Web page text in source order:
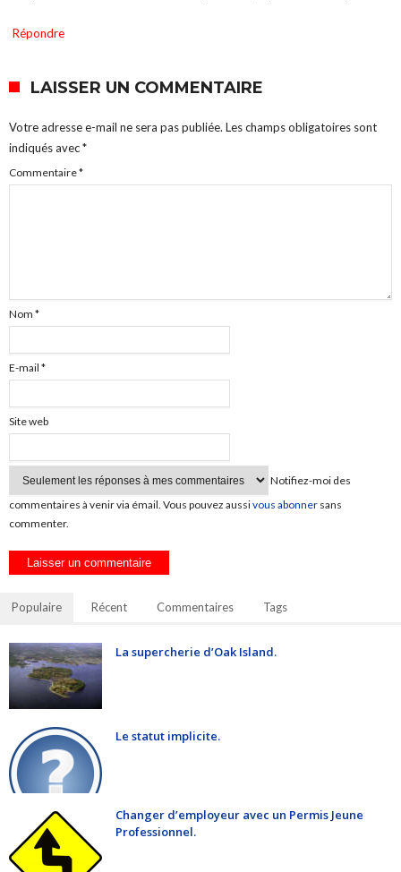
Répondre
LAISSER UN COMMENTAIRE
Votre adresse e-mail ne sera pas publiée. Les champs obligatoires sont
indiqués avec*
Commentaire*
Nom *
E-mail *
Site web
Notifiez-moi des
commentaires à venir via émail. Vous pouvez aussivous abonner sans
commenter.
Populaire Récent Commentaires Tags
La supercherie d’Oak Island.
Le statut implicite.
Changer d’employeur avec un Permis Jeune
Professionnel.